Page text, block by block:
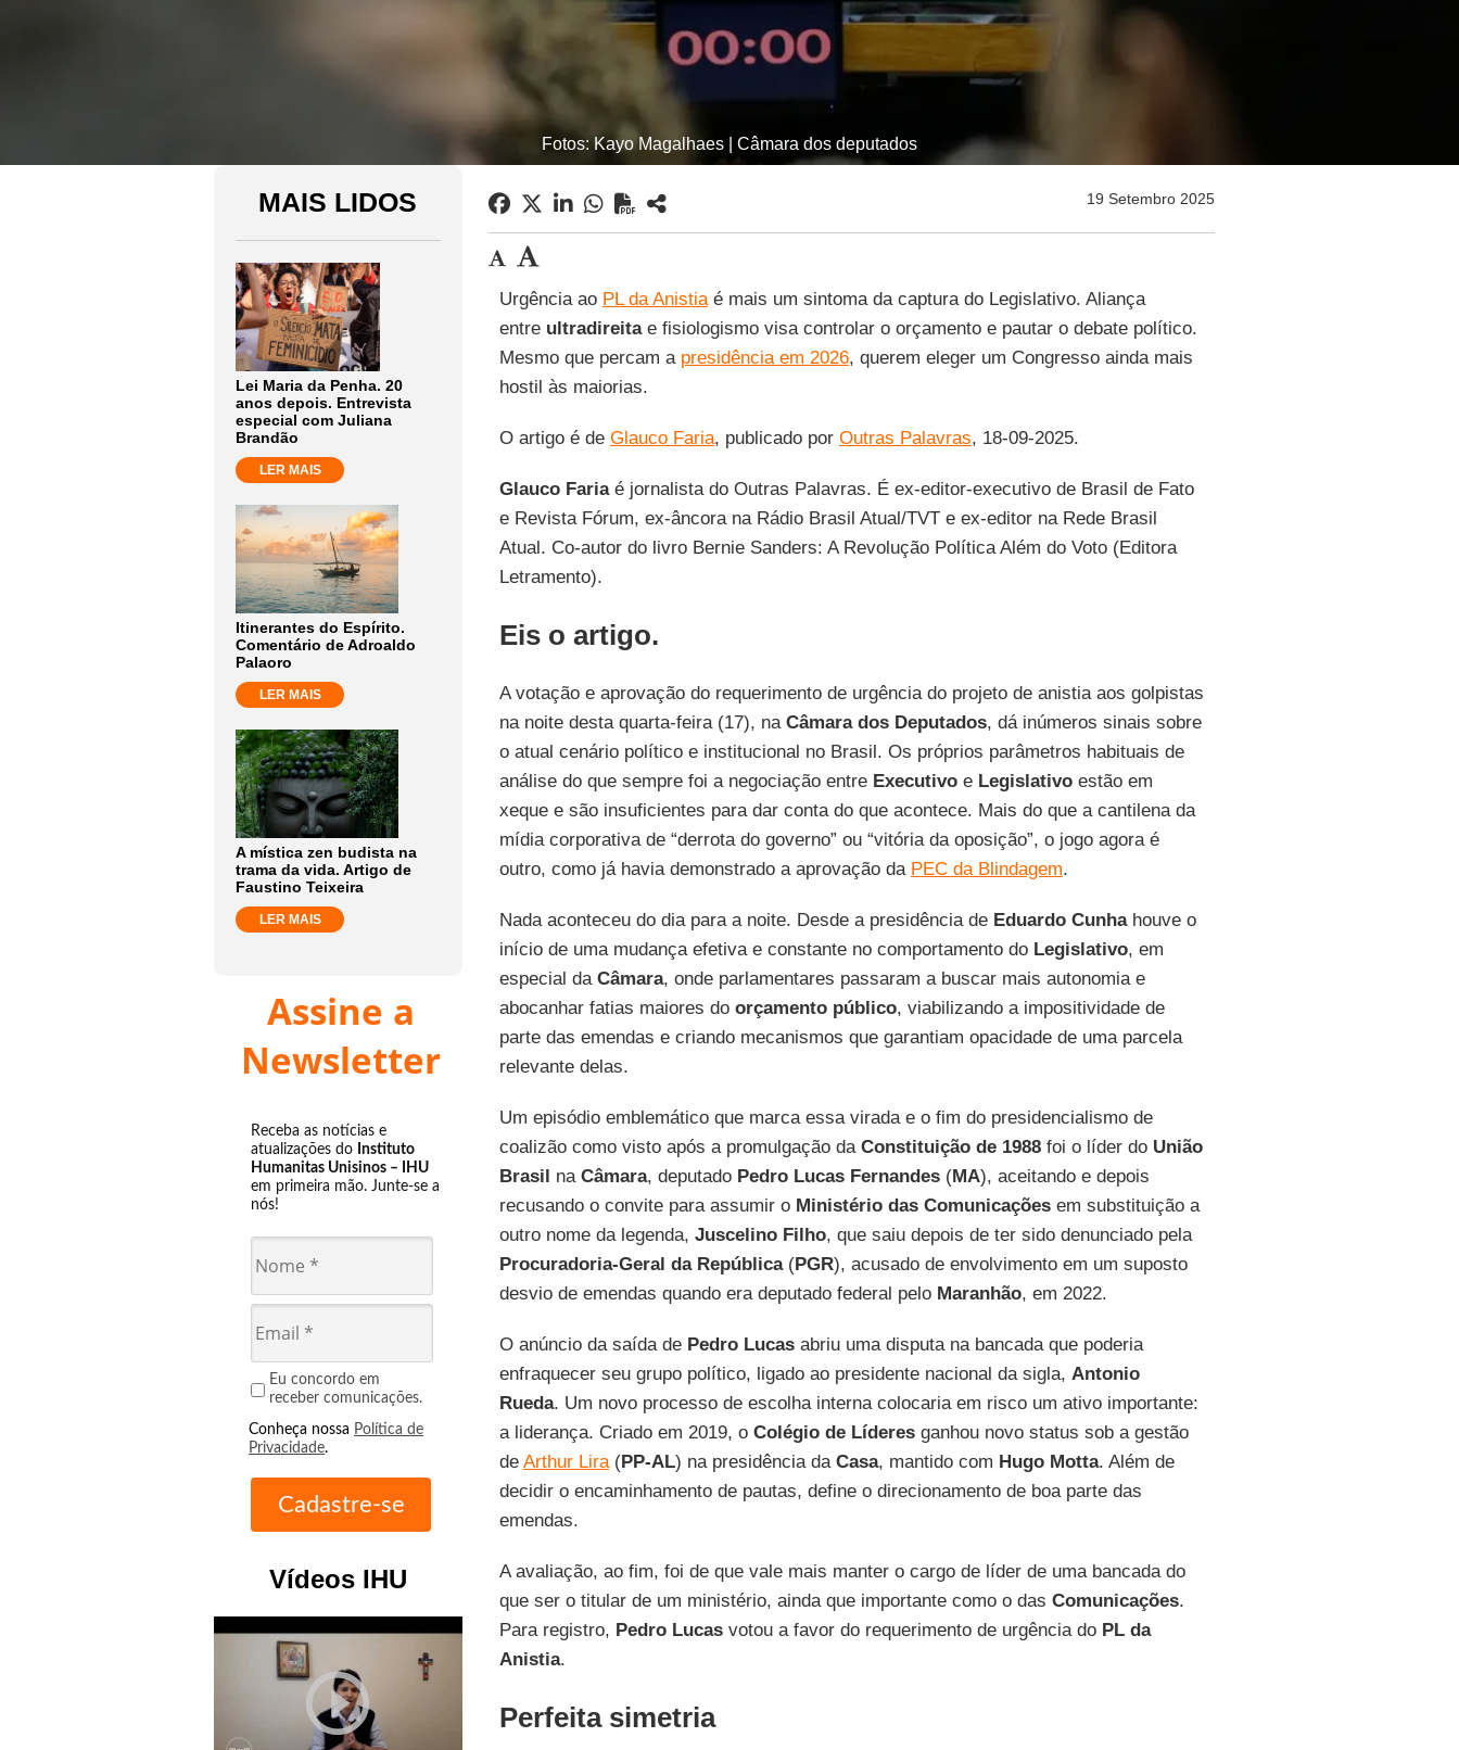
Fotos: Kayo Magalhaes | Câmara dos deputados
MAIS LIDOS
Lei Maria da Penha. 20
anos depois. Entrevista
especial com Juliana
Brandão
LER MAIS
Itinerantes do Espírito.
Comentário de Adroaldo
Palaoro
LER MAIS
A mística zen budista na
trama da vida. Artigo de
Faustino Teixeira
LER MAIS
Assine a
Newsletter
Receba as notícias e
atualizações do Instituto
Humanitas Unisinos – IHU
em primeira mão. Junte-se a
nós!
Eu concordo em
receber comunicações.
Conheça nossa Política de
Privacidade.
Vídeos IHU
play_circle_outline
19 Setembro 2025
Urgência ao PL da Anistiaé mais um sintoma da captura do Legislativo. Aliança
entreultradireitae fisiologismo visa controlar o orçamento e pautar o debate político.
Mesmo que percam a presidência em 2026, querem eleger um Congresso ainda mais
hostil às maiorias.
O artigo é de Glauco Faria, publicado por Outras Palavras, 18-09-2025.
Glauco Fariaé jornalista do Outras Palavras. É ex-editor-executivo de Brasil de Fato
e Revista Fórum, ex-âncora na Rádio Brasil Atual/TVT e ex-editor na Rede Brasil
Atual. Co-autor do livro Bernie Sanders: A Revolução Política Além do Voto (Editora
Letramento).
Eis o artigo.
A votação e aprovação do requerimento de urgência do projeto de anistia aos golpistas
na noite desta quarta-feira (17), na Câmara dos Deputados, dá inúmeros sinais sobre
o atual cenário político e institucional no Brasil. Os próprios parâmetros habituais de
análise do que sempre foi a negociação entre Executivoe Legislativoestão em
xeque e são insuficientes para dar conta do que acontece. Mais do que a cantilena da
mídia corporativa de “derrota do governo” ou “vitória da oposição”, o jogo agora é
outro, como já havia demonstrado a aprovação da PEC da Blindagem.
Nada aconteceu do dia para a noite. Desde a presidência de Eduardo Cunhahouve o
início de uma mudança efetiva e constante no comportamento do Legislativo, em
especial da Câmara, onde parlamentares passaram a buscar mais autonomia e
abocanhar fatias maiores do orçamento público, viabilizando a impositividade de
parte das emendas e criando mecanismos que garantiam opacidade de uma parcela
relevante delas.
Um episódio emblemático que marca essa virada e o fim do presidencialismo de
coalizão como visto após a promulgação da Constituição de 1988foi o líder do União
Brasil na Câmara, deputado Pedro Lucas Fernandes(MA), aceitando e depois
recusando o convite para assumir o Ministério das Comunicaçõesem substituição a
outro nome da legenda, Juscelino Filho, que saiu depois de ter sido denunciado pela
Procuradoria-Geral da República(PGR), acusado de envolvimento em um suposto
desvio de emendas quando era deputado federal pelo Maranhão, em 2022.
O anúncio da saída de Pedro Lucasabriu uma disputa na bancada que poderia
enfraquecer seu grupo político, ligado ao presidente nacional da sigla, Antonio
Rueda. Um novo processo de escolha interna colocaria em risco um ativo importante:
a liderança. Criado em 2019, o Colégio de Líderesganhou novo status sob a gestão
de Arthur Lira(PP-AL) na presidência da Casa, mantido com Hugo Motta. Além de
decidir o encaminhamento de pautas, define o direcionamento de boa parte das
emendas.
A avaliação, ao fim, foi de que vale mais manter o cargo de líder de uma bancada do
que ser o titular de um ministério, ainda que importante como o das Comunicações.
Para registro, Pedro Lucasvotou a favor do requerimento de urgência do PL da
Anistia.
Perfeita simetria